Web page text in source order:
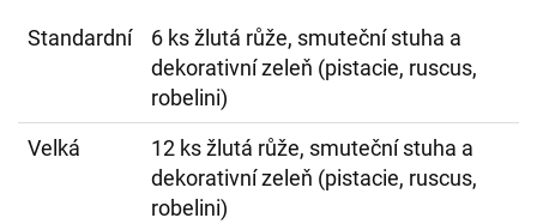
Standardní
6 ks žlutá růže, smuteční stuha a
dekorativní zeleň (pistacie, ruscus,
robelini)
Velká
12 ks žlutá růže, smuteční stuha a
dekorativní zeleň (pistacie, ruscus,
robelini)